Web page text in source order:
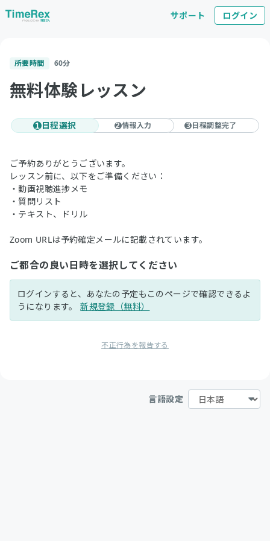
サポート ログイン
所要時間 60分
無料体験レッスン
1 日程選択 2情報入力 3 日程調整完了
ご予約ありがとうございます。
レッスン前に、以下をご準備ください：
・動画視聴進捗メモ
・質問リスト
・テキスト、ドリル
Zoom URLは予約確定メールに記載されています。
ご都合の良い日時を選択してください
ログインすると、あなたの予定もこのページで確認できるよ
うになります。新規登録（無料）
不正行為を報告する
言語設定